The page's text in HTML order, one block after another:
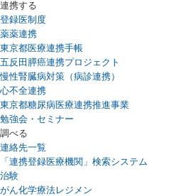
連携する
登録医制度
薬薬連携
東京都医療連携手帳
五反田膵癌連携プロジェクト
慢性腎臓病対策（病診連携）
心不全連携
東京都糖尿病医療連携推進事業
勉強会・セミナー
調べる
連絡先一覧
「連携登録医療機関」検索システム
（新しいタブで開きます）
治験
がん化学療法レジメン